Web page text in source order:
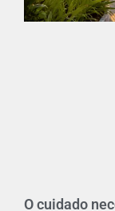
O cuidado